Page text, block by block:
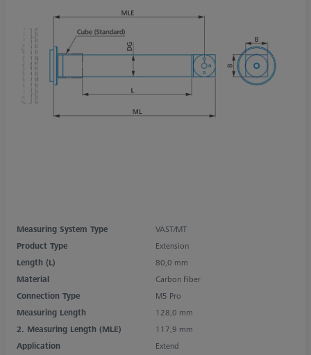
Measuring System Type
VAST/MT
Product Type
Extension
Length (L)
80,0 mm
Material
Carbon Fiber
Connection Type
M5 Pro
Measuring Length
128,0 mm
2. Measuring Length (MLE)
117,9 mm
Application
Extend